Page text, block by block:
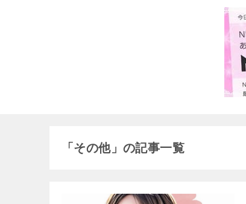
「その他」の記事一覧